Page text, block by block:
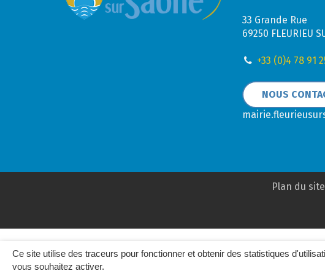
Ce site utilise des traceurs pour fonctionner et obtenir des statistiques
vous souhaitez activer.
33 Grande Rue
69250 FLEURIEU
+33 (0)4 78 91
NOUS
Plan du site